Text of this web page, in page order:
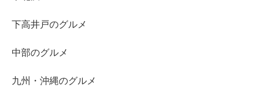
下高井戸のグルメ
中部のグルメ
九州・沖縄のグルメ